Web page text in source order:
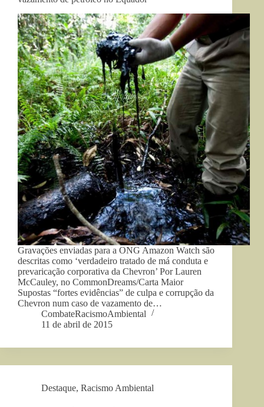
Gravações enviadas para a ONG Amazon Watch são
descritas como ‘verdadeiro tratado de má conduta e
prevaricação corporativa da Chevron’ Por Lauren
McCauley, no CommonDreams/Carta Maior
Supostas “fortes evidências” de culpa e corrupção da
Chevron num caso de vazamento de…
CombateRacismoAmbiental
11 de abril de 2015
Destaque, Racismo Ambiental